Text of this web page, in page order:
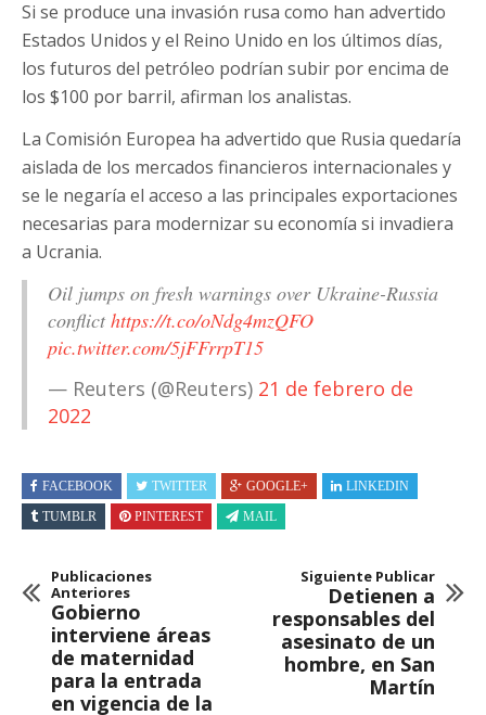
Si se produce una invasión rusa como han advertido
Estados Unidos y el Reino Unido en los últimos días,
los futuros del petróleo podrían subir por encima de
los $100 por barril, afirman los analistas.
La Comisión Europea ha advertido que Rusia quedaría
aislada de los mercados financieros internacionales y
se le negaría el acceso a las principales exportaciones
necesarias para modernizar su economía si invadiera
a Ucrania.
Oil jumps on fresh warnings over Ukraine-Russia
conflict https://t.co/oNdg4mzQFO
pic.twitter.com/5jFFrrpT15
— Reuters (@Reuters) 21 de febrero de
2022
FACEBOOK TWITTER GOOGLE+
LINKEDIN
TUMBLR
PINTEREST MAIL
Publicaciones
Anteriores
Gobierno
interviene áreas
de maternidad
para la entrada
en vigencia de la
Siguiente Publicar
Detienen a
responsables del
asesinato de un
hombre, en San
Martín